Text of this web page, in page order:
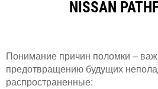
NISSAN
Понимание причин поломки –
предотвращению будущих
распространенные: